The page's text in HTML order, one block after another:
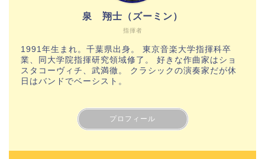
指揮者
泉 翔士（ズーミン）
1991年生まれ。千葉県出身。 東京音楽大学指揮科卒
業、同大学院指揮研究領域修了。 好きな作曲家はショ
スタコーヴィチ、武満徹。 クラシックの演奏家だが休
日はバンドでベーシスト。
プロフィール